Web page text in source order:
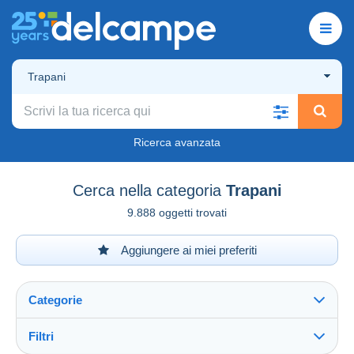
Trapani
Ricerca avanzata
Cerca nella categoria Trapani
9.888 oggetti trovati
Aggiungere ai miei preferiti
Categorie
Filtri